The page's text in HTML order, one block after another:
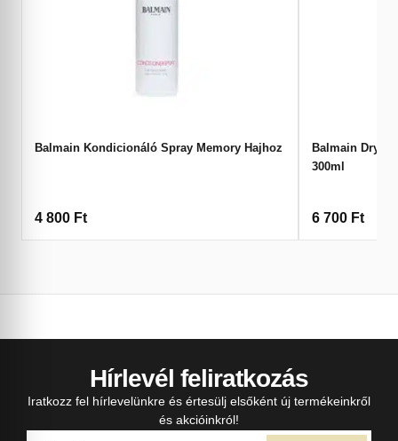
Balmain Kondicionáló Spray Memory Hajhoz
4 800 Ft
Balmain Dry
300ml
6 700 Ft
Hírlevél feliratkozás
Iratkozz fel hírlevelünkre és értesülj elsőként új termékeinkről
és akcióinkról!